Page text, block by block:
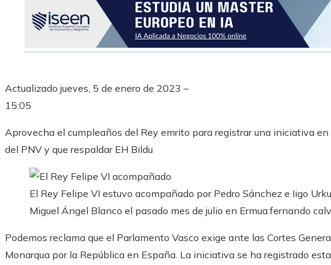
Actualizado jueves, 5 de enero de 2023 –
15:05
Aprovecha el cumpleaños del Rey emrito para registrar una iniciativa
del PNV y que respaldar EH Bildu
El Rey Felipe VI estuvo acompañado por Pedro Sánchez e Iigo
Miguel Ángel Blanco el pasado mes de julio en Ermua.fernando
Podemos reclama que el Parlamento Vasco exige ante las Cortes
Monarqua por la República en España. La iniciativa se ha registrado